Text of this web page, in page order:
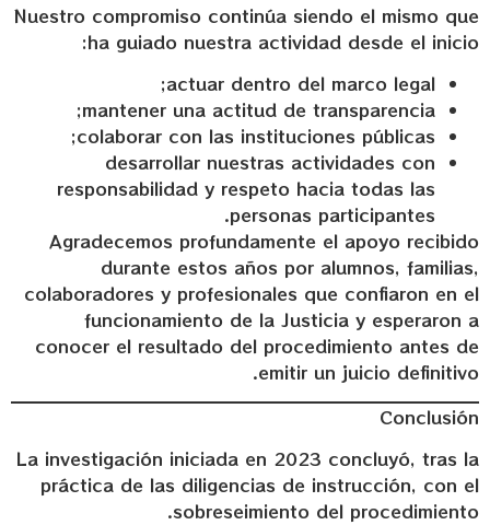
Nuestro compromiso continúa siendo el mismo que
ha guiado nuestra actividad desde el inicio:
actuar dentro del marco legal;
mantener una actitud de transparencia;
colaborar con las instituciones públicas;
desarrollar nuestras actividades con
responsabilidad y respeto hacia todas las
personas participantes.
Agradecemos profundamente el apoyo recibido
durante estos años por alumnos, familias,
colaboradores y profesionales que confiaron en el
funcionamiento de la Justicia y esperaron a
conocer el resultado del procedimiento antes de
emitir un juicio definitivo.
Conclusión
La investigación iniciada en 2023 concluyó, tras la
práctica de las diligencias de instrucción, con el
sobreseimiento del procedimiento.